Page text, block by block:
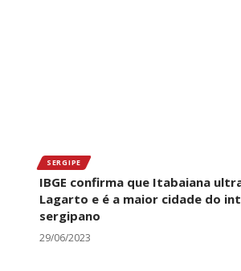
SERGIPE
IBGE confirma que Itabaiana
Lagarto e é a maior cidade do
sergipano
29/06/2023